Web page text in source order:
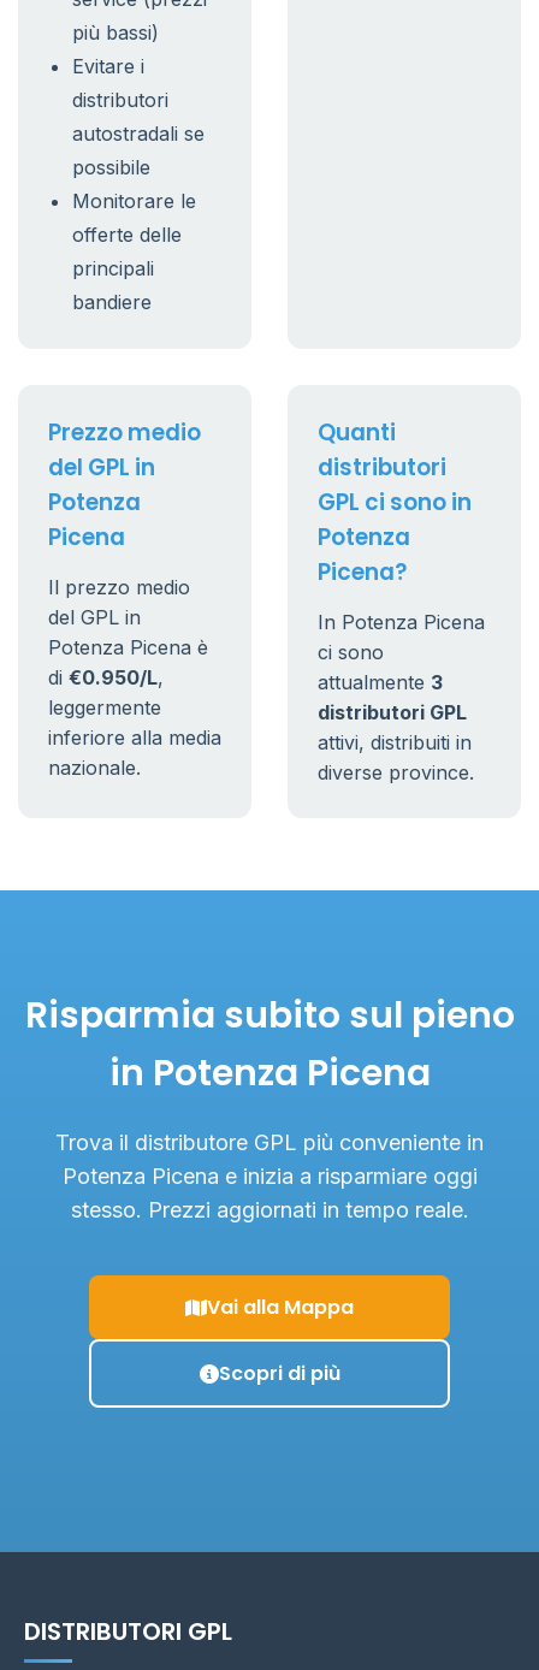
più bassi)
Evitare i
distributori
autostradali se
possibile
Monitorare le
offerte delle
principali
bandiere
Prezzo medio
del GPL in
Potenza
Picena
Il prezzo medio
del GPL in
Potenza Picena è
di €0.950/L,
leggermente
inferiore alla media
nazionale.
Quanti
distributori
GPL ci sono in
Potenza
Picena?
In Potenza Picena
ci sono
attualmente 3
distributori GPL
attivi, distribuiti in
diverse province.
Risparmia subito sul pieno
in Potenza Picena
Trova il distributore GPL più conveniente in
Potenza Picena e inizia a risparmiare oggi
stesso. Prezzi aggiornati in tempo reale.
Vai alla Mappa
Scopri di più
DISTRIBUTORI GPL